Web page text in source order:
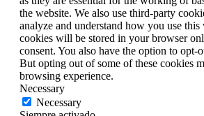
the website. We also use third-party
analyze and understand how you use this
cookies will be stored in your browser
consent. You also have the option to opt-
But opting out of some of these cookies
browsing experience.
Necessary
Necessary